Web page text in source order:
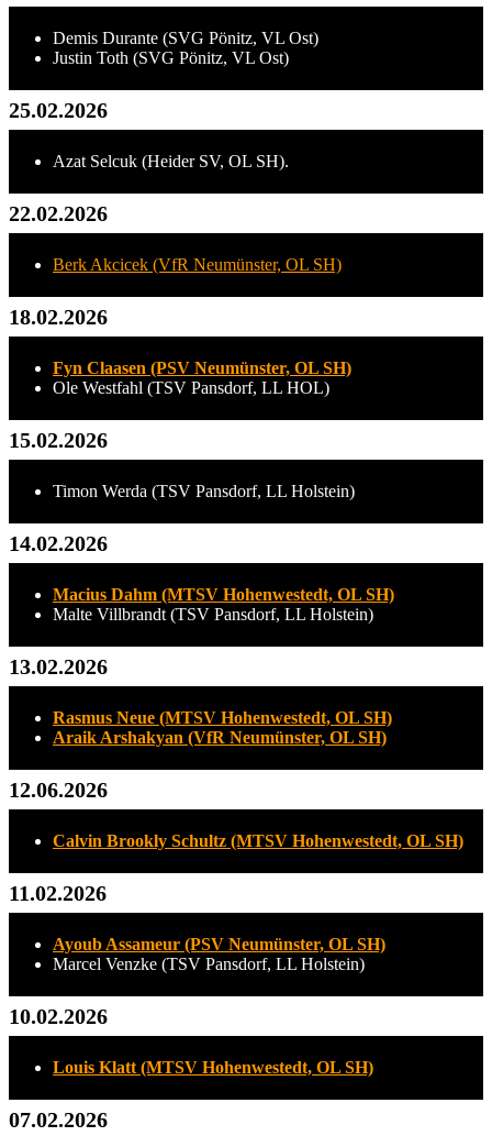
Demis Durante (SVG Pönitz, VL Ost)
Justin Toth (SVG Pönitz, VL Ost)
25.02.2026
Azat Selcuk (Heider SV, OL SH).
22.02.2026
Berk Akcicek (VfR Neumünster, OL SH)
18.02.2026
Fyn Claasen (PSV Neumünster, OL SH)
Ole Westfahl (TSV Pansdorf, LL HOL)
15.02.2026
Timon Werda (TSV Pansdorf, LL Holstein)
14.02.2026
Macius Dahm (MTSV Hohenwestedt, OL SH)
Malte Villbrandt (TSV Pansdorf, LL Holstein)
13.02.2026
Rasmus Neue (MTSV Hohenwestedt, OL SH)
Araik Arshakyan (VfR Neumünster, OL SH)
12.06.2026
Calvin Brookly Schultz (MTSV Hohenwestedt, OL SH)
11.02.2026
Ayoub Assameur (PSV Neumünster, OL SH)
Marcel Venzke (TSV Pansdorf, LL Holstein)
10.02.2026
Louis Klatt (MTSV Hohenwestedt, OL SH)
07.02.2026